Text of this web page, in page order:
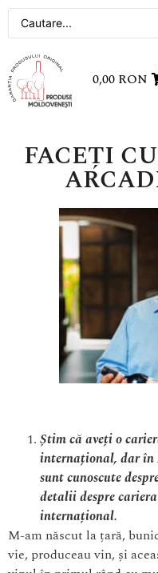
0,00 RON
FACEȚI
Știm că aveți o
internațional, dar în
sunt cunoscute
detalii despre
internațional.
M-am născut la țară,
vie, produceau vin, și